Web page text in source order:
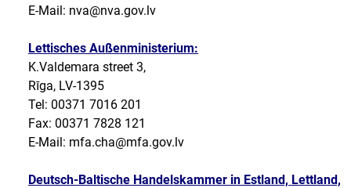
E-Mail: nva@nva.gov.lv
Lettisches Außenministerium:
K.Valdemara street 3,
Rīga, LV-1395
Tel: 00371 7016 201
Fax: 00371 7828 121
E-Mail: mfa.cha@mfa.gov.lv
Deutsch-Baltische Handelskammer in Estland, Lettland,